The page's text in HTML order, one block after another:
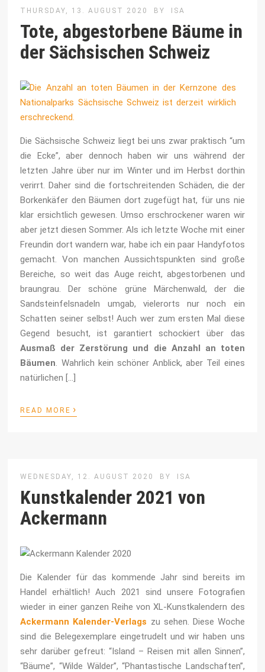
THURSDAY, 13. AUGUST 2020 BY ISA
Tote, abgestorbene Bäume in
der Sächsischen Schweiz
Die Sächsische Schweiz liegt bei uns zwar praktisch “um
die Ecke”, aber dennoch haben wir uns während der
letzten Jahre über nur im Winter und im Herbst dorthin
verirrt. Daher sind die fortschreitenden Schäden, die der
Borkenkäfer den Bäumen dort zugefügt hat, für uns nie
klar ersichtlich gewesen. Umso erschrockener waren wir
aber jetzt diesen Sommer. Als ich letzte Woche mit einer
Freundin dort wandern war, habe ich ein paar Handyfotos
gemacht. Von manchen Aussichtspunkten sind große
Bereiche, so weit das Auge reicht, abgestorbenen und
braungrau. Der schöne grüne Märchenwald, der die
Sandsteinfelsnadeln umgab, vielerorts nur noch ein
Schatten seiner selbst! Auch wer zum ersten Mal diese
Gegend besucht, ist garantiert schockiert über das
Ausmaß der Zerstörung und die Anzahl an toten
Bäumen. Wahrlich kein schöner Anblick, aber Teil eines
natürlichen […]
READ MORE ›
WEDNESDAY, 12. AUGUST 2020 BY ISA
Kunstkalender 2021 von
Ackermann
Die Kalender für das kommende Jahr sind bereits im
Handel erhältlich! Auch 2021 sind unsere Fotografien
wieder in einer ganzen Reihe von XL-Kunstkalendern des
Ackermann Kalender-Verlags zu sehen. Diese Woche
sind die Belegexemplare eingetrudelt und wir haben uns
sehr darüber gefreut: “Island – Reisen mit allen Sinnen”,
“Bäume”, “Wilde Wälder”, “Phantastische Landschaften”,